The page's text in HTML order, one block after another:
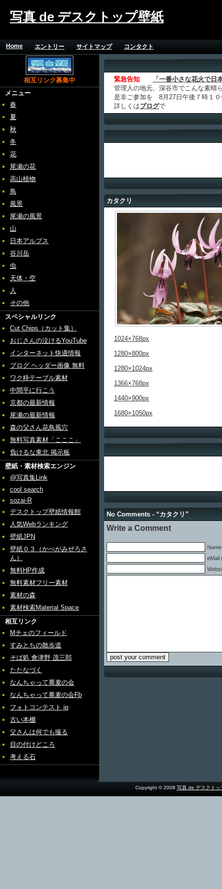
写真 de デスクトップ壁紙
Home エントリー サイトマップ コンタクト
相互リンク募集中
メニュー
春
夏
秋
冬
花
尾瀬の花
高山植物
鳥
風景
尾瀬の風景
山
日本アルプス
谷川岳
虫
天体・空
人
その他
スペシャルリンク
Cut Chips（カット集）
おじさんの泣けるYouTube
インターネット快適情報
ブログ ヘッダー画像 無料
ワク枠テーブル素材
中間平に行こう
京都の最新情報
尾瀬の最新情報
森の父さん花鳥風穴
無料写真素材「こここ」
負けるな東北 掲示板
壁紙・素材検索エンジン
@写真集Link
cool search
sozai-R
デスクトップ壁紙情報館
人気Webランキング
壁紙JPN
壁紙０３（かべがみぜろさ
ん）
無料HP作成
無料素材フリー素材
素材の森
素材検索Material Space
相互リンク
Mチェのフィールド
すみとちの散歩道
そば処 會津野 茂三郎
たたなづく
なんちゃって蕎麦の会
なんちゃって蕎麦の会Fb
フォトコンテスト.jp
古い本棚
父さんは何でも撮る
目の付けどころ
考える石
緊急告知
「一番小さな花火で日
管理人の地元、深谷市でこんな素晴
是非ご参加を 8月27日午後７時１０
詳しくはブログで
カタクリ
1024×768px
1280×800px
1280×1024px
1366×768px
1440×900px
1680×1050px
No Comments - “カタクリ”
Write a Comment
eMail
Copyright © 2008 写真 de デスクトッ